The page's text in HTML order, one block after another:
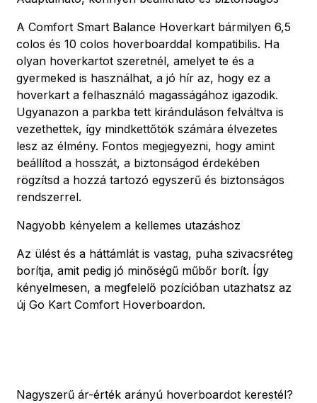
A Comfort Smart Balance Hoverkart bármilyen 6,5
colos és 10 colos hoverboarddal kompatibilis. Ha
olyan hoverkartot szeretnél, amelyet te és a
gyermeked is használhat, a jó hír az, hogy ez a
hoverkart a felhasználó magasságához igazodik.
Ugyanazon a parkba tett kiránduláson felváltva is
vezethettek, így mindkettőtök számára élvezetes
lesz az élmény. Fontos megjegyezni, hogy amint
beállítod a hosszát, a biztonságod érdekében
rögzítsd a hozzá tartozó egyszerű és biztonságos
rendszerrel.
Nagyobb kényelem a kellemes utazáshoz
Az ülést és a háttámlát is vastag, puha szivacsréteg
borítja, amit pedig jó minőségű műbőr borít. Így
kényelmesen, a megfelelő pozícióban utazhatsz az
új Go Kart Comfort Hoverboardon.
Nagyszerű ár-érték arányú hoverboardot kerestél?